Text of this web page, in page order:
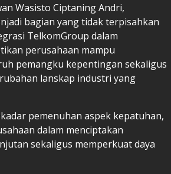
Wasisto Ciptaning Andri,
bagian yang tidak terpisahkan
TelkomGroup dalam
perusahaan mampu
pemangku kepentingan sekaligus
lanskap industri yang
pemenuhan aspek kepatuhan,
dalam menciptakan
sekaligus memperkuat daya